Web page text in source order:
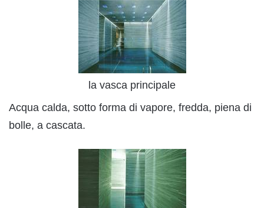
la vasca principale
Acqua calda, sotto forma di vapore, fredda, piena di
bolle, a cascata.